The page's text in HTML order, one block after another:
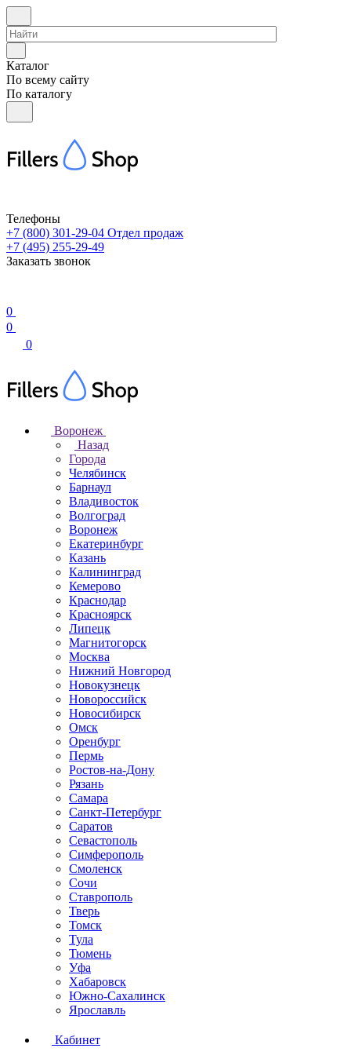
Каталог
По всему сайту
По каталогу
Телефоны
+7 (800) 301-29-04 Отдел продаж
+7 (495) 255-29-49
Заказать звонок
0
0
0
Воронеж
Назад
Города
Челябинск
Барнаул
Владивосток
Волгоград
Воронеж
Екатеринбург
Казань
Калининград
Кемерово
Краснодар
Красноярск
Липецк
Магнитогорск
Москва
Нижний Новгород
Новокузнецк
Новороссийск
Новосибирск
Омск
Оренбург
Пермь
Ростов-на-Дону
Рязань
Самара
Санкт-Петербург
Саратов
Севастополь
Симферополь
Смоленск
Сочи
Ставрополь
Тверь
Томск
Тула
Тюмень
Уфа
Хабаровск
Южно-Сахалинск
Ярославль
Кабинет